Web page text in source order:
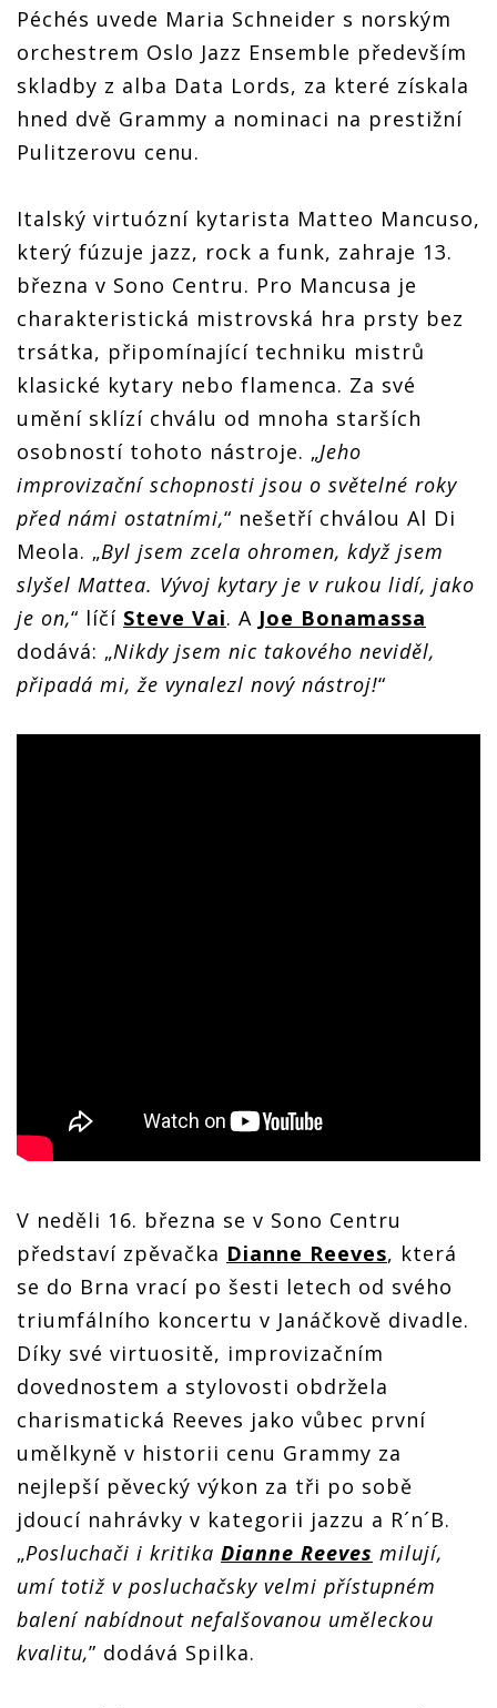
Péchés uvede Maria Schneider s norským
orchestrem Oslo Jazz Ensemble především
skladby z alba Data Lords, za které získala
hned dvě Grammy a nominaci na prestižní
Pulitzerovu cenu.
Italský virtuózní kytarista Matteo Mancuso,
který fúzuje jazz, rock a funk, zahraje 13.
března v Sono Centru. Pro Mancusa je
charakteristická mistrovská hra prsty bez
trsátka, připomínající techniku mistrů
klasické kytary nebo flamenca. Za své
umění sklízí chválu od mnoha starších
osobností tohoto nástroje. „Jeho
improvizační schopnosti jsou o světelné roky
před námi ostatními,“ nešetří chválou Al Di
Meola. „Byl jsem zcela ohromen, když jsem
slyšel Mattea. Vývoj kytary je v rukou lidí, jako
je on,“ líčí Steve Vai. A Joe Bonamassa
dodává: „Nikdy jsem nic takového neviděl,
připadá mi, že vynalezl nový nástroj!“
V neděli 16. března se v Sono Centru
představí zpěvačka Dianne Reeves, která
se do Brna vrací po šesti letech od svého
triumfálního koncertu v Janáčkově divadle.
Díky své virtuositě, improvizačním
dovednostem a stylovosti obdržela
charismatická Reeves jako vůbec první
umělkyně v historii cenu Grammy za
nejlepší pěvecký výkon za tři po sobě
jdoucí nahrávky v kategorii jazzu a R´n´B.
„Posluchači i kritika Dianne Reeves milují,
umí totiž v posluchačsky velmi přístupném
balení nabídnout nefalšovanou uměleckou
kvalitu,” dodává Spilka.